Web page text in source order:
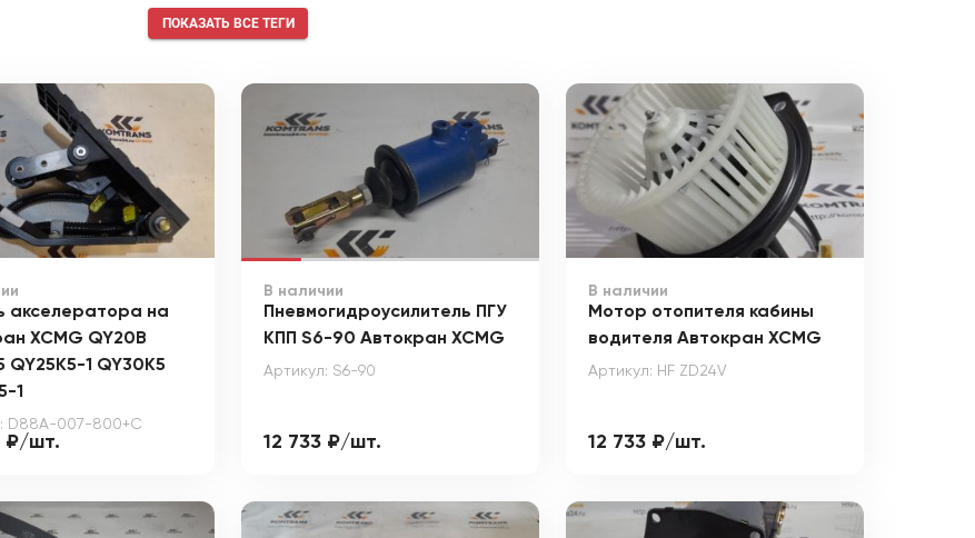
ПОКАЗАТЬ ВСЕ ТЕГИ
акселератора на
XCMG QY20B
QY25K5-1 QY30K5
1
D88A-007-800+C
₽/шт.
В наличии
Пневмогидроусилитель ПГУ
КПП S6-90 Автокран XCMG
Артикул: S6-90
12 733 ₽/шт.
В наличии
Мотор отопителя кабины
водителя Автокран XCMG
Артикул: HF ZD24V
12 733 ₽/шт.